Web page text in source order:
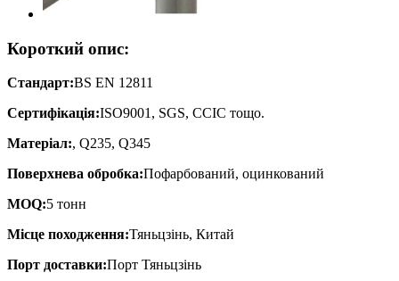
Короткий опис:
Стандарт:BS EN 12811
Сертифікація:ISO9001, SGS, CCIC тощо.
Матеріал:, Q235, Q345
Поверхнева обробка:Пофарбований, оцинкований
MOQ:5 тонн
Місце походження:Тяньцзінь, Китай
Порт доставки:Порт Тяньцзінь